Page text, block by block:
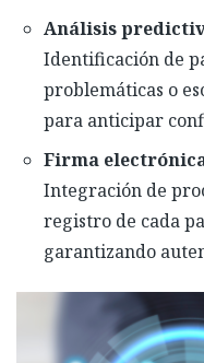
Análisis
Identificación de
problemáticas o
para anticipar
Firma
Integración de
registro de cada
garantizando